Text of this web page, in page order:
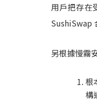
用戶把存在
SushiSwap
另根據慢霧
根
構